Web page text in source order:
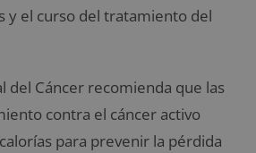
y el curso del tratamiento del
del Cáncer recomienda que las
contra el cáncer activo
para prevenir la pérdida